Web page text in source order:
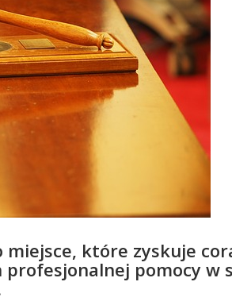
które zyskuje
pomocy w